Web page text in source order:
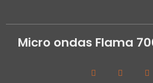
Micro ondas Flama